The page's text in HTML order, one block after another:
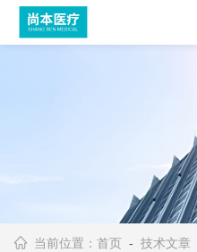
当前位置：首页 -技术文章